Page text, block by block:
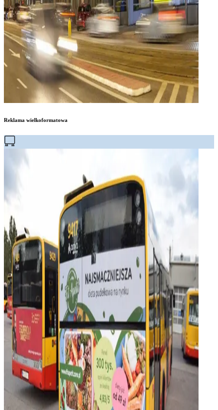
Reklama wielkoformatowa